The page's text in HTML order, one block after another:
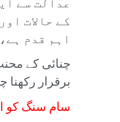
عدالت سے
کے حالات
اہم قدم
چنائی کے
برقرار رکھنا
سام سنگ کو